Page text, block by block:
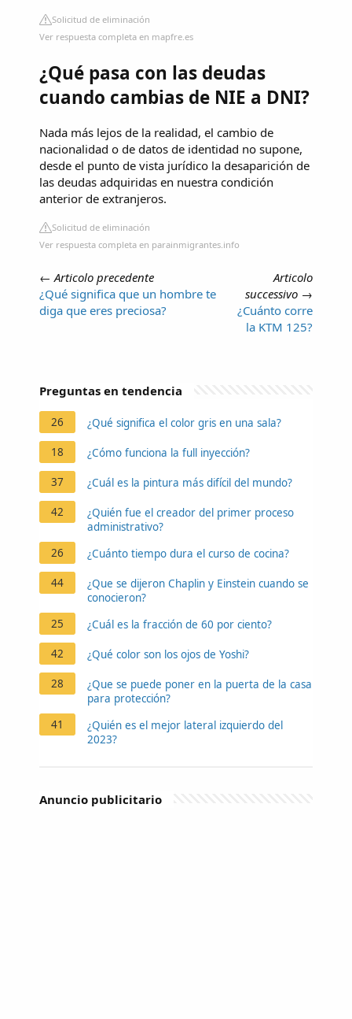
Solicitud de eliminación
Ver respuesta completa en mapfre.es
¿Qué pasa con las deudas
cuando cambias de NIE a DNI?
Nada más lejos de la realidad, el cambio de
nacionalidad o de datos de identidad no supone,
desde el punto de vista jurídico la desaparición de
las deudas adquiridas en nuestra condición
anterior de extranjeros.
Solicitud de eliminación
Ver respuesta completa en parainmigrantes.info
← Articolo precedente
¿Qué significa que un hombre te
diga que eres preciosa?
Articolo
successivo →
¿Cuánto corre
la KTM 125?
Preguntas en tendencia
26 ¿Qué significa el color gris en una sala?
18 ¿Cómo funciona la full inyección?
37 ¿Cuál es la pintura más difícil del mundo?
42
¿Quién fue el creador del primer proceso
administrativo?
26
¿Cuánto tiempo dura el curso de cocina?
44
¿Que se dijeron Chaplin y Einstein cuando se
conocieron?
25
¿Cuál es la fracción de 60 por ciento?
42 ¿Qué color son los ojos de Yoshi?
28
¿Que se puede poner en la puerta de la casa
para protección?
41
¿Quién es el mejor lateral izquierdo del
2023?
Anuncio publicitario